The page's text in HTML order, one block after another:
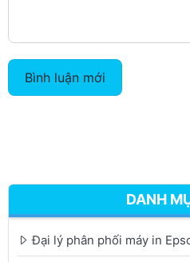
Bình luận mới
DANH
Đại lý phân phối máy in